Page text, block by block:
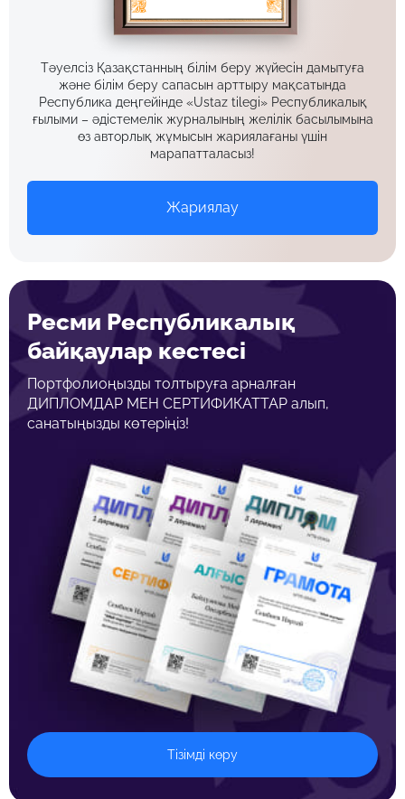
Тәуелсіз Қазақстанның білім беру жүйесін дамытуға
және білім беру сапасын арттыру мақсатында
Республика деңгейінде «Ustaz tilegi» Республикалық
ғылыми – әдістемелік журналының желілік басылымына
өз авторлық жұмысын жариялағаны үшін
марапатталасыз!
Жариялау
Ресми Республикалық
байқаулар кестесі
Портфолиоңызды толтыруға арналған
ДИПЛОМДАР МЕН СЕРТИФИКАТТАР алып,
санатыңызды көтеріңіз!
Тізімді көру